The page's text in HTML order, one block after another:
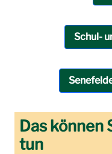
Schul-
Das können
tun